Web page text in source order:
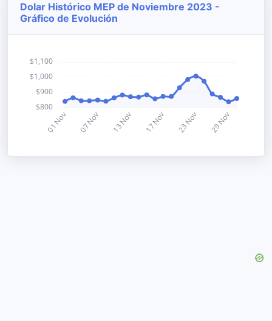
Dolar Histórico MEP de Noviembre 2023 -
Gráfico de Evolución